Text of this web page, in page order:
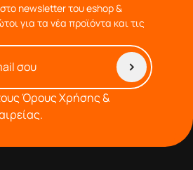
newsletter του eshop &
για τα νέα προϊόντα και τις
Όρους Χρήσης &